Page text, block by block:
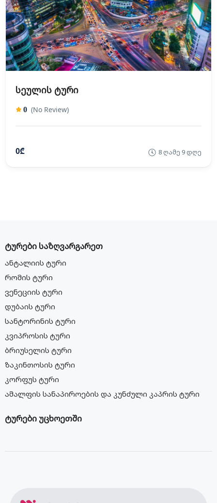
სეულის ტური
0 (No Review)
0₾ 8 ღამე 9 დღე
ტურები საზღვარგარეთ
ანტალიის ტური
რომის ტური
ვენეციის ტური
დუბაის ტური
სანტორინის ტური
კვიპროსის ტური
ბრიუსელის ტური
ზაკინთოსის ტური
კორფუს ტური
ამალფის სანაპიროების და კუნძული კაპრის ტური
ტურები უცხოეთში
სეიშელის კუნძულების ტური